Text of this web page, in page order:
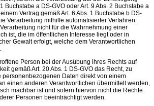
Buchstabe a DS-GVO oder Art. 9 Abs. 2 Buchstabe a
Vertrag gemäß Art. 6 Abs. 1 Buchstabe b DS-
Verarbeitung mithilfe automatisierter Verfahren
nicht für die Wahrnehmung einer
ist, die im öffentlichen Interesse liegt oder in
Gewalt erfolgt, welche dem Verantwortlichen
Person bei der Ausübung ihres Rechts auf
gemäß Art. 20 Abs. 1 DS-GVO das Recht, zu
personenbezogenen Daten direkt von einem
einen anderen Verantwortlichen übermittelt werden,
machbar ist und sofern hiervon nicht die Rechte
Personen beeinträchtigt werden.